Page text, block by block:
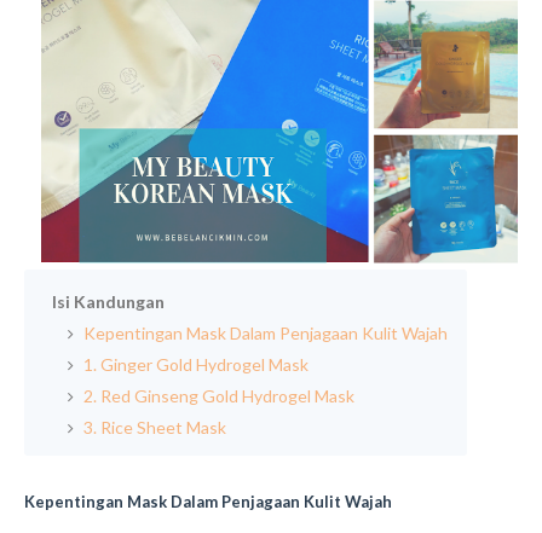
Isi Kandungan
Kepentingan Mask Dalam Penjagaan Kulit Wajah
1. Ginger Gold Hydrogel Mask
2. Red Ginseng Gold Hydrogel Mask
3. Rice Sheet Mask
Kepentingan Mask Dalam Penjagaan Kulit Wajah